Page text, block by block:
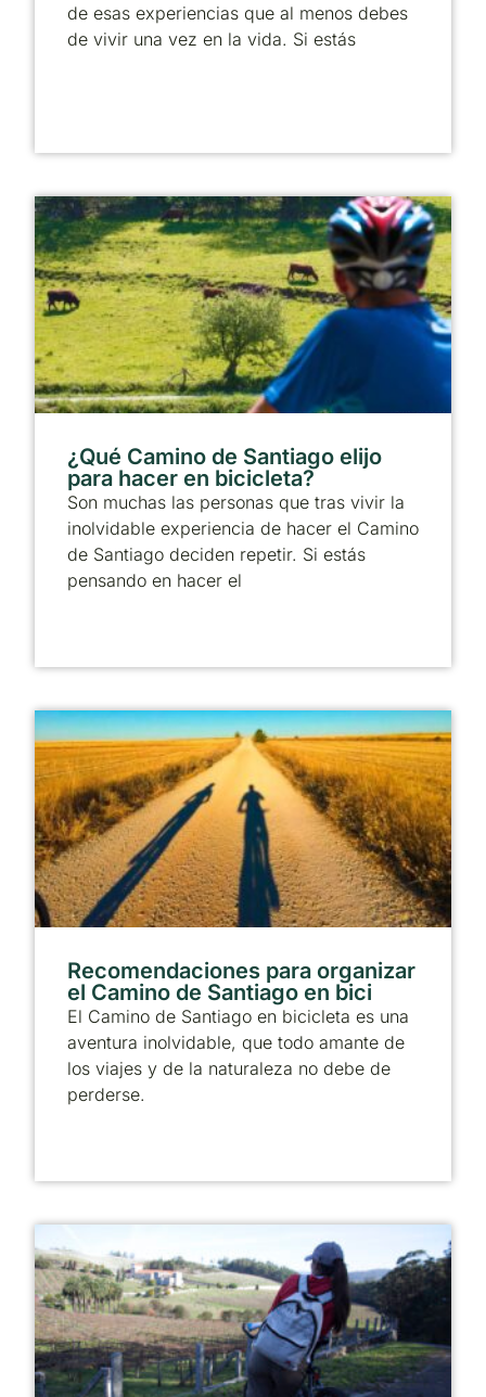
de esas experiencias que al menos debes
de vivir una vez en la vida. Si estás
¿Qué Camino de Santiago elijo
para hacer en bicicleta?
Son muchas las personas que tras vivir la
inolvidable experiencia de hacer el Camino
de Santiago deciden repetir. Si estás
pensando en hacer el
Recomendaciones para organizar
el Camino de Santiago en bici
El Camino de Santiago en bicicleta es una
aventura inolvidable, que todo amante de
los viajes y de la naturaleza no debe de
perderse.